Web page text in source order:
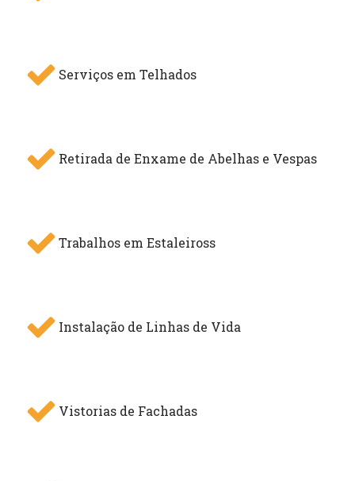
Serviços em Telhados
Retirada de Enxame de Abelhas e Vespas
Trabalhos em Estaleiross
Instalação de Linhas de Vida
Vistorias de Fachadas